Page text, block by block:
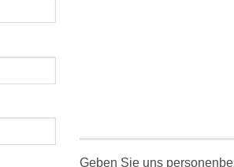
Geben Sie uns